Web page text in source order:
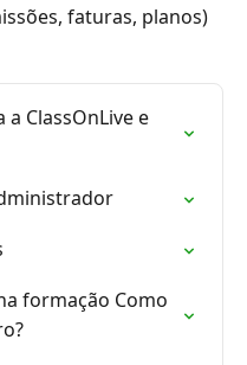
faturas, planos)
ClassOnLive e
formação Como